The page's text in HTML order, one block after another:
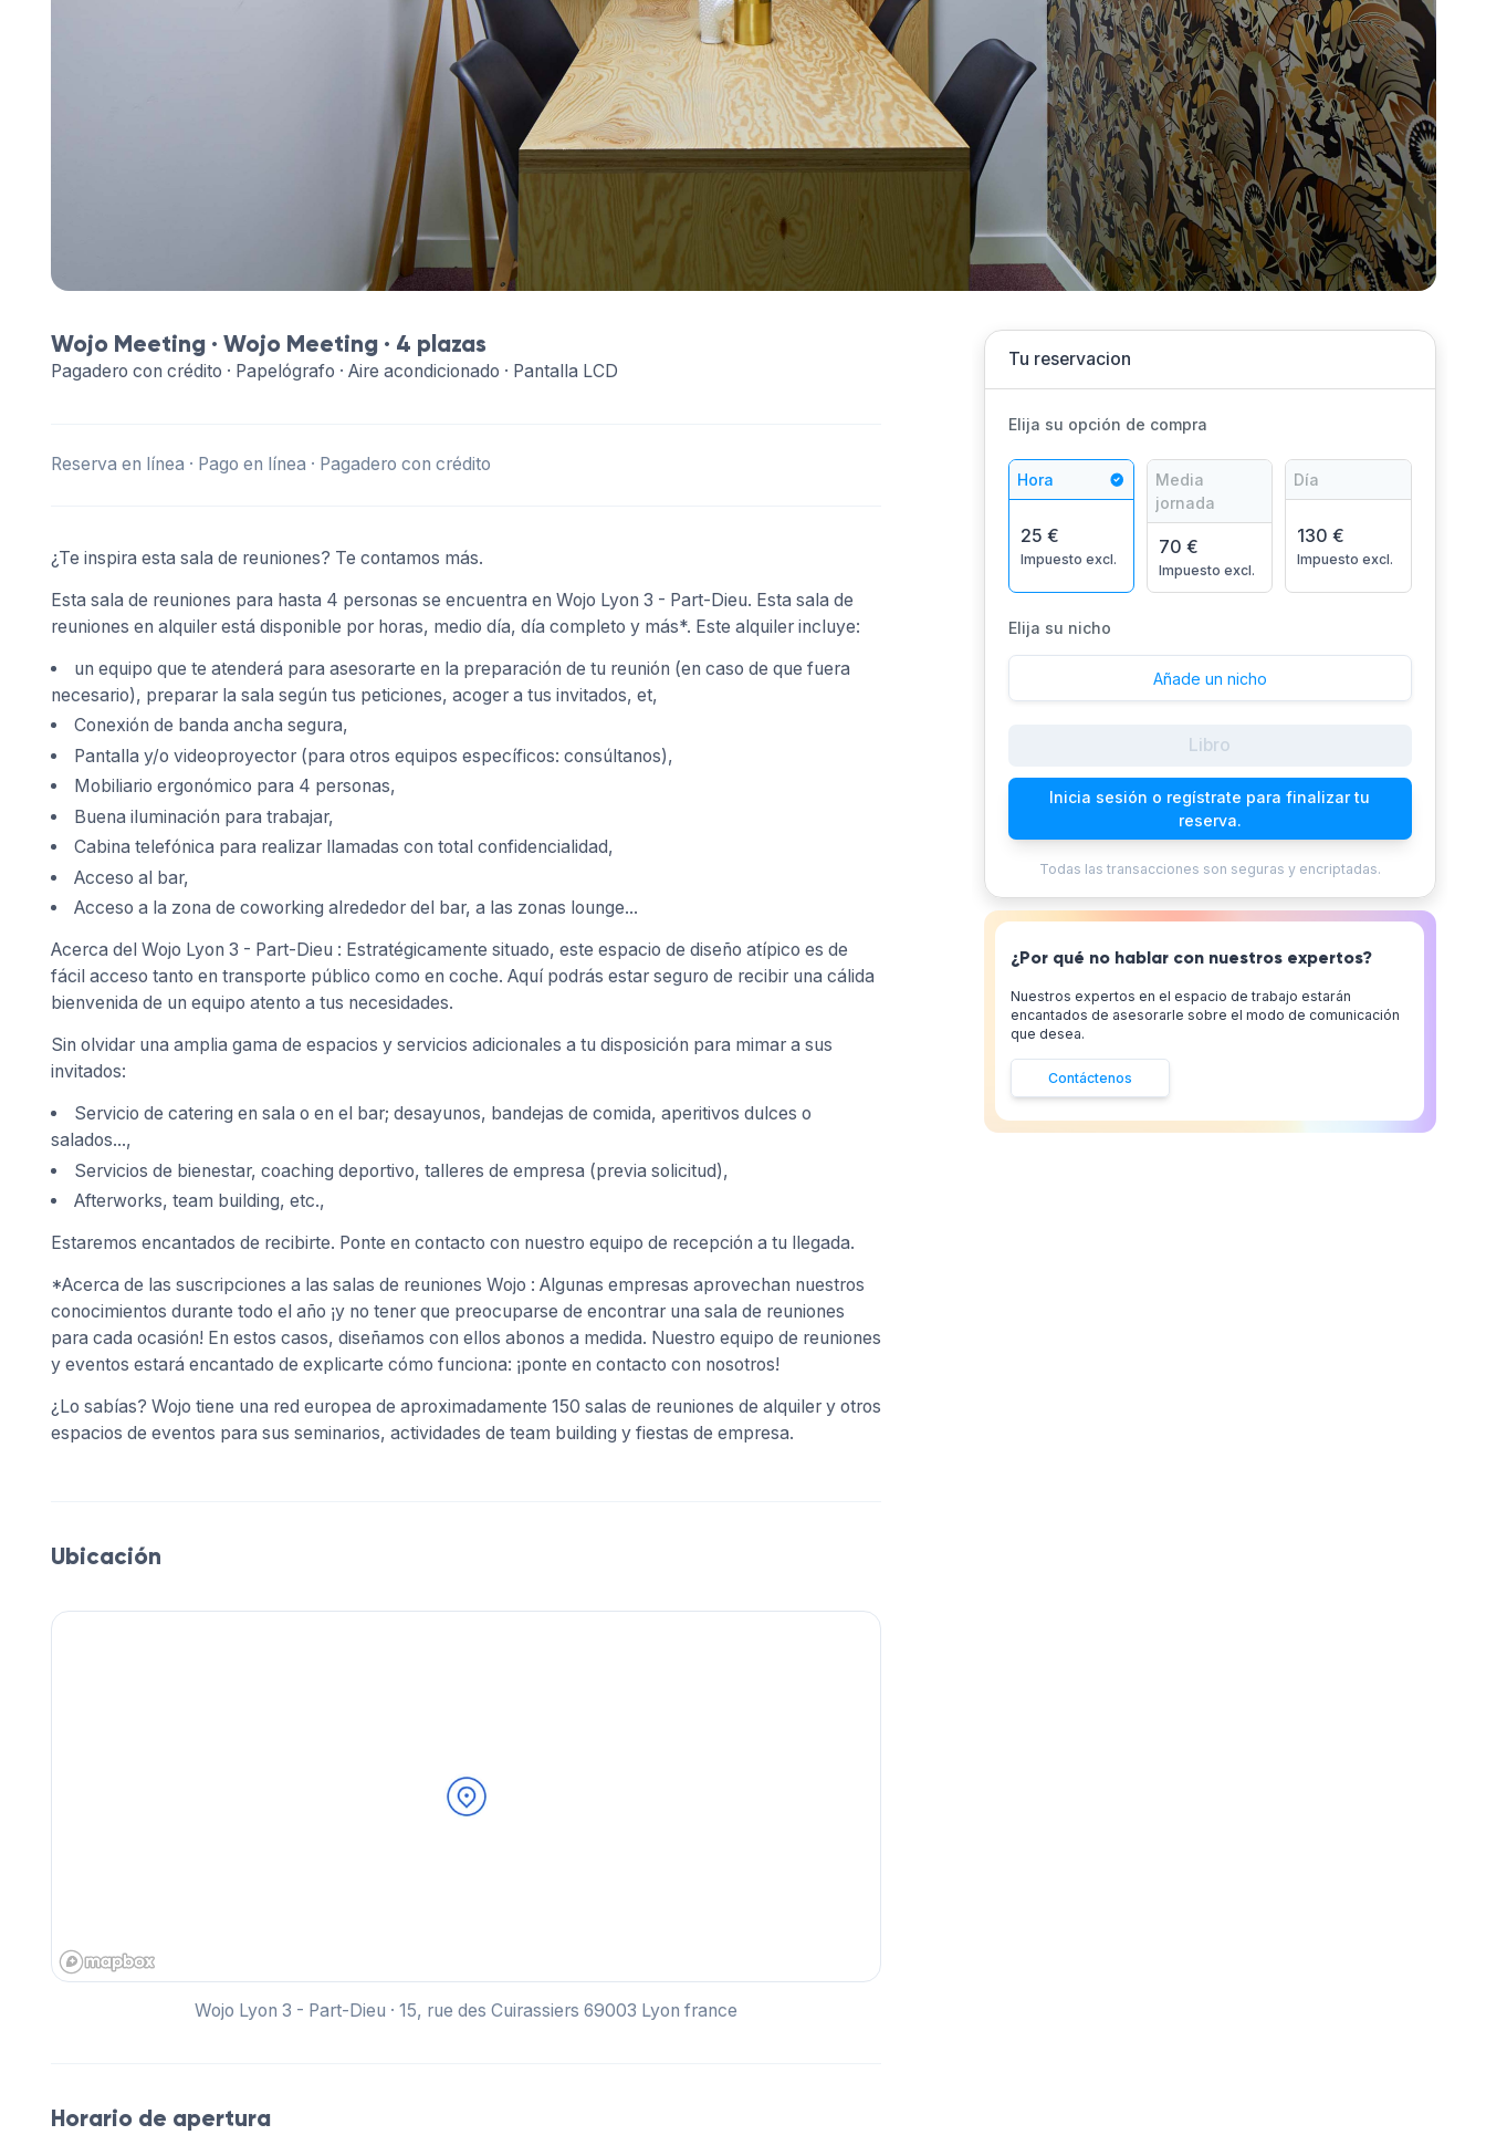
Wojo Meeting · Wojo Meeting· 4 plazas
Pagadero con crédito · Papelógrafo · Aire acondicionado · Pantalla LCD
Reserva en línea · Pago en línea · Pagadero con crédito
¿Te inspira esta sala de reuniones? Te contamos más.
Esta sala de reuniones para hasta 4 personas se encuentra en Wojo Lyon 3 - Part-Dieu. Esta sala de
reuniones en alquiler está disponible por horas, medio día, día completo y más*. Este alquiler incluye:
un equipo que te atenderá para asesorarte en la preparación de tu reunión (en caso de que fuera
necesario), preparar la sala según tus peticiones, acoger a tus invitados, et,
Conexión de banda ancha segura,
Pantalla y/o videoproyector (para otros equipos específicos: consúltanos),
Mobiliario ergonómico para 4 personas,
Buena iluminación para trabajar,
Cabina telefónica para realizar llamadas con total confidencialidad,
Acceso al bar,
Acceso a la zona de coworking alrededor del bar, a las zonas lounge...
Acerca del Wojo Lyon 3 - Part-Dieu : Estratégicamente situado, este espacio de diseño atípico es de
fácil acceso tanto en transporte público como en coche. Aquí podrás estar seguro de recibir una cálida
bienvenida de un equipo atento a tus necesidades.
Sin olvidar una amplia gama de espacios y servicios adicionales a tu disposición para mimar a sus
invitados:
Servicio de catering en sala o en el bar; desayunos, bandejas de comida, aperitivos dulces o
salados...,
Servicios de bienestar, coaching deportivo, talleres de empresa (previa solicitud),
Afterworks, team building, etc.,
Estaremos encantados de recibirte. Ponte en contacto con nuestro equipo de recepción a tu llegada.
*Acerca de las suscripciones a las salas de reuniones Wojo : Algunas empresas aprovechan nuestros
conocimientos durante todo el año ¡y no tener que preocuparse de encontrar una sala de reuniones
para cada ocasión! En estos casos, diseñamos con ellos abonos a medida. Nuestro equipo de reuniones
y eventos estará encantado de explicarte cómo funciona: ¡ponte en contacto con nosotros!
¿Lo sabías? Wojo tiene una red europea de aproximadamente 150 salas de reuniones de alquiler y otros
espacios de eventos para sus seminarios, actividades de team building y fiestas de empresa.
Ubicación
Wojo Lyon 3 - Part-Dieu · 15, rue des Cuirassiers 69003 Lyon france
Horario de apertura
Tu reservacion
Elija su opción de compra
Hora
25 €
Impuesto excl.
Media
jornada
70 €
Impuesto excl.
Día
130 €
Impuesto excl.
Elija su nicho
Añade un nicho
Libro
Inicia sesión o regístrate para finalizar tu
reserva.
Todas las transacciones son seguras y encriptadas.
¿Por qué no hablar con nuestros expertos?
Nuestros expertos en el espacio de trabajo estarán
encantados de asesorarle sobre el modo de comunicación
que desea.
Contáctenos